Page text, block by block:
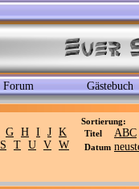
Forum Gästebuch
G H I J K
S T U V W
Sortierung:
Titel
ABC
Datum